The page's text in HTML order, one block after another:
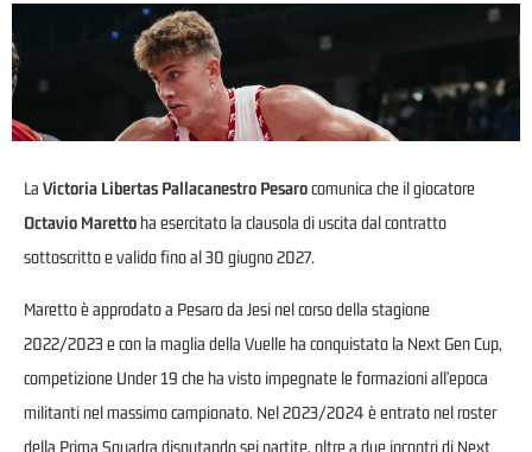
La Victoria Libertas Pallacanestro Pesarocomunica che il giocatore
Octavio Marettoha esercitato la clausola di uscita dal contratto
sottoscritto e valido fino al 30 giugno 2027.
Maretto è approdato a Pesaro da Jesi nel corso della stagione
2022/2023 e con la maglia della Vuelle ha conquistato la Next Gen Cup,
competizione Under 19 che ha visto impegnate le formazioni all’epoca
militanti nel massimo campionato. Nel 2023/2024 è entrato nel roster
della Prima Squadra disputando sei partite, oltre a due incontri di Next